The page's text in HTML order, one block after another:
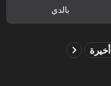
بالدي
أخيرة